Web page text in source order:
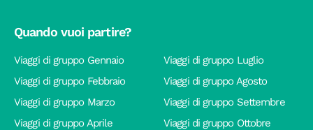
Quando vuoi partire?
Viaggi di gruppo Gennaio
Viaggi di gruppo Febbraio
Viaggi di gruppo Marzo
Viaggi di gruppo Aprile
Viaggi di gruppo Luglio
Viaggi di gruppo Agosto
Viaggi di gruppo Settembre
Viaggi di gruppo Ottobre